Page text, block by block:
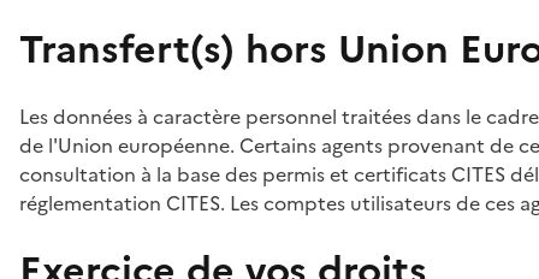
Transfert(s) hors Union
Les données à caractère personnel traitées dans le
de l'Union européenne. Certains agents provenant de
consultation à la base des permis et certificats CITES
réglementation CITES. Les comptes utilisateurs de ces